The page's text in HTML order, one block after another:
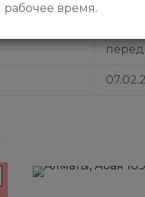
рабочее время.